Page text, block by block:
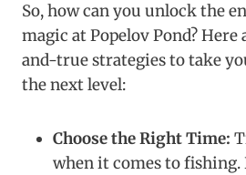
So, how can you unlock the
magic at Popelov Pond?
and-true strategies to take
the next level:
Choose the Right Time:
when it comes to